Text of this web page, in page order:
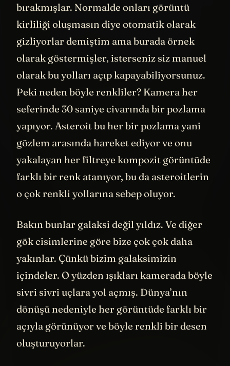
Bakın burada da asteroitlerin izlerini
bırakmışlar. Normalde onları görüntü
kirliliği oluşmasın diye otomatik olarak
gizliyorlar demiştim ama burada örnek
olarak göstermişler, isterseniz siz manuel
olarak bu yolları açıp kapayabiliyorsunuz.
Peki neden böyle renkliler? Kamera her
seferinde 30 saniye civarında bir pozlama
yapıyor. Asteroit bu her bir pozlama yani
gözlem arasında hareket ediyor ve onu
yakalayan her filtreye kompozit görüntüde
farklı bir renk atanıyor, bu da asteroitlerin
Bakın bunlar galaksi değil yıldız. Ve diğer
gök cisimlerine göre bize çok çok daha
yakınlar. Çünkü bizim galaksimizin
içindeler. O yüzden ışıkları kamerada böyle
sivri sivri uçlara yol açmış. Dünya’nın
dönüşü nedeniyle her görüntüde farklı bir
açıyla görünüyor ve böyle renkli bir desen